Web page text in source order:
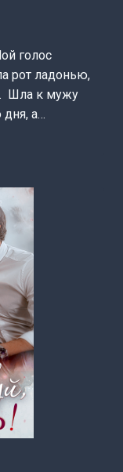
голос
рот ладонью,
Шла к мужу
дня, а…